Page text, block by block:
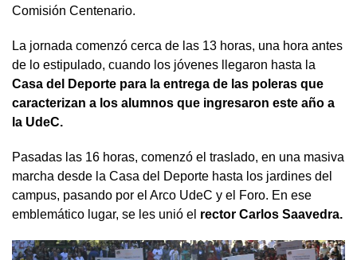
Comisión Centenario.
La jornada comenzó cerca de las 13 horas, una hora antes
de lo estipulado, cuando los jóvenes llegaron hasta la
Casa del Deporte para la entrega de las poleras que
caracterizan a los alumnos que ingresaron este año a
la UdeC.
Pasadas las 16 horas, comenzó el traslado, en una masiva
marcha desde la Casa del Deporte hasta los jardines del
campus, pasando por el Arco UdeC y el Foro. En ese
emblemático lugar, se les unió el rector Carlos Saavedra.